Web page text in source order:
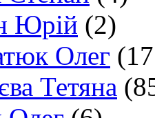
Юрій (2)
Олег
Тетяна